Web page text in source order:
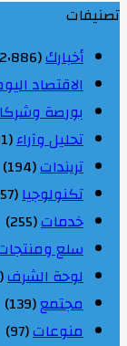
تصنيفات
أخبارك(2٬886)
الاقتصاد
بورصة
تحليل وآراء(101)
تريندات(194)
تكنولوجيا(157)
خدمات(255)
سلع
لوحة الشرف(4)
مجتمع(139)
منوعات(97)